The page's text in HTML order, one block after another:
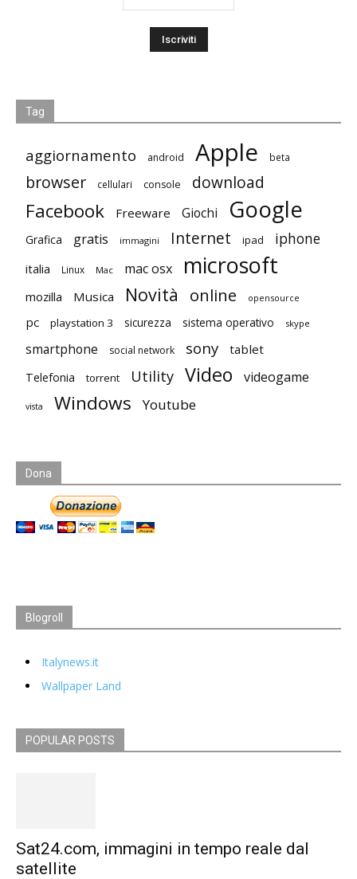
Tag
aggiornamento android Apple beta
browser cellulari console download
Facebook Freeware Giochi Google
Grafica gratis immagini Internet ipad iphone
italia Linux Mac mac osx microsoft
mozilla Musica Novità online opensource
pc playstation 3 sicurezza sistema operativo skype
smartphone social network sony tablet
Telefonia torrent Utility Video videogame
vista Windows Youtube
Dona
Blogroll
Italynews.it
Wallpaper Land
POPULAR POSTS
Sat24.com, immagini in tempo reale dal
satellite